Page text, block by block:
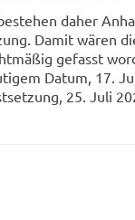
daher
Damit wären
ge­fasst
Datum, 17.
25. Juli